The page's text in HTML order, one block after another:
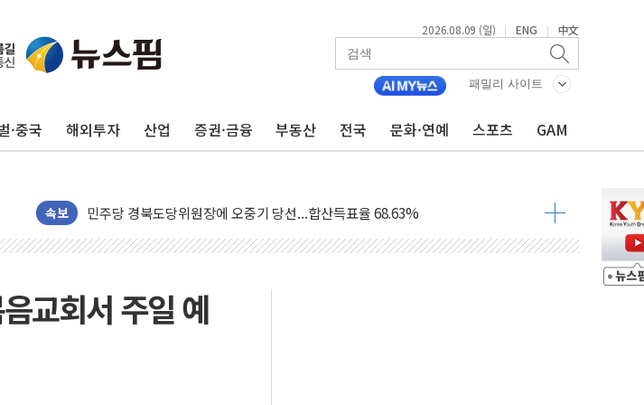
2026.08.09 (일) | ENG | 中文
패밀리 사이트
·중국 해외투자 산업 증권·금융 부동산 전국 문화·연예 스포츠 GAM
속보
125mm 폭우 쏟아진 울진...'두천~하당'·'올미골교' 차량 통행 선제 제한
평택 진위면 공장서 질식사고 발생…작업자 1명 숨져
상주 낙동강 선착장 하류서 50대 숨진 채 발견...경찰, 조사 중
[종합] 김민석, 정청래에 누적 1.48%p 차 선두 유지...金 46.01% vs 鄭 44.53%
인천서 말다툼 중 어머니 살해 10대 구속…범행 후 반려견도 죽여
김민석, 강원·대구·경북 경선서 정청래에 승리…金 48.54% vs 鄭 44.40%
[속보] 민주, 경북 경선 결과 발표...김민석 47.37% 정청래 45.71% 송영길 6.92%
[속보] 민주, 대구 경선 결과 발표...정청래 47.82% 김민석 46.35% 송영길 5.83%
교회서 주일 예